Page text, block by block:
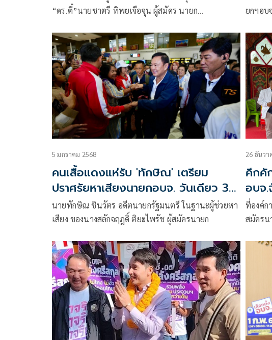
“ดร.ตี๋”นายชาตรี ทิพยเจือจุน ผู้สมัคร นายก
หนึ่งที่เผยแพร่โดยจัดเก็บตัวอย่าง สุ่มตัวอย่างทุก
ยกฯอบ
ชนสีน้ำ
5 มกราคม 2568
คนเสื้อแดงแห่รับ 'ทักษิณ' เตรียม
ปราศรัยหาเสียงนายกอบจ. วันเดียว 3
เวที
นายทักษิณ ชินวัตร อดีตนายกรัฐมนตรี ในฐานะผู้ช่วยหา
เสียง ของนางสลักจฤฎดิ์ ติยะไพรัช ผู้สมัครนายก
26 ธันวา
คึกคั
อบจ
ที่องค์ก
สมัครน